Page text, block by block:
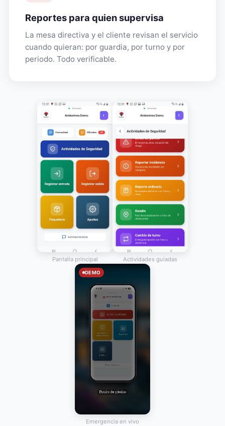
Reportes para quien supervisa
La mesa directiva y el cliente revisan el servicio
cuando quieran: por guardia, por turno y por
periodo. Todo verificable.
Pantalla principal Actividades guiadas
DEMO
Emergencia en vivo